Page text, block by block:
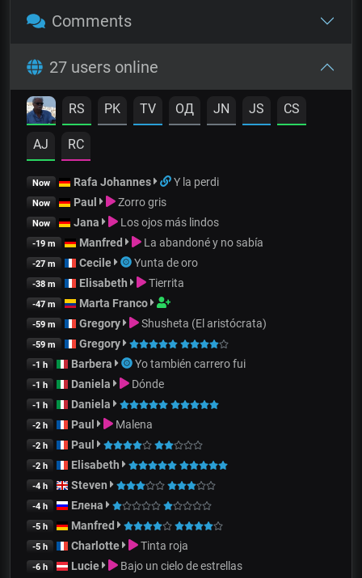
Comments
27 users online
RS PK TV OД JN JS CS
AJ RC
Now Rafa Johannes Y la perdi
Now Paul Zorro gris
Now Jana Los ojos más lindos
-19 m Manfred La abandoné y no sabía
-27 m Cecile Yunta de oro
-38 m Elisabeth Tierrita
-47 m Marta Franco
-59 m Gregory Shusheta (El aristócrata)
-59 m Gregory
-1 h Barbera Yo también carrero fui
-1 h Daniela Dónde
-1 h Daniela
-2 h Paul Malena
-2 h Paul
-2 h Elisabeth
-4 h Steven
-4 h Елена
-5 h Manfred
-5 h Charlotte Tinta roja
-6 h Lucie Bajo un cielo de estrellas